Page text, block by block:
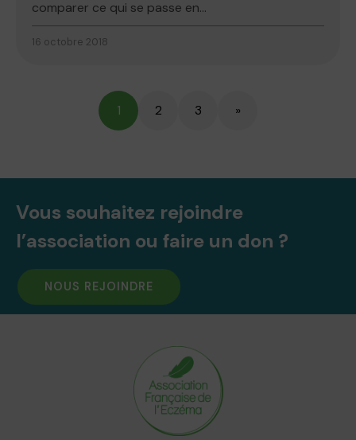
comparer ce qui se passe en...
16 octobre 2018
1 2 3 »
Vous souhaitez rejoindre
l’association ou faire un don ?
NOUS REJOINDRE